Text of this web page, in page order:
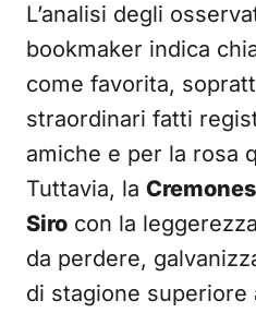
L’analisi degli
bookmaker indica
come favorita,
straordinari fatti
amiche e per la rosa
Tuttavia, la
Siro con la
da perdere,
di stagione superiore